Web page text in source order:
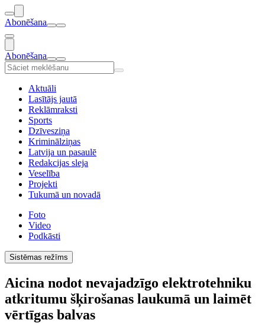
Abonēšana
Abonēšana
Aktuāli
Lasītājs jautā
Reklāmraksti
Sports
Dzīvesziņa
Kriminālziņas
Latvija un pasaulē
Redakcijas sleja
Veselība
Projekti
Tukumā un novadā
Foto
Video
Podkāsti
Sistēmas režīms
Aicina nodot nevajadzīgo elektrotehniku
atkritumu šķirošanas laukumā un laimēt
vērtīgas balvas